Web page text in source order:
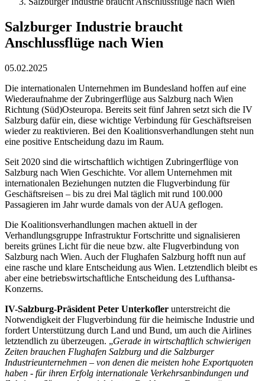
Salzburger Industrie braucht
Anschlussflüge nach Wien
05.02.2025
Die internationalen Unternehmen im Bundesland hoffen auf eine
Wiederaufnahme der Zubringerflüge aus Salzburg nach Wien
Richtung (Süd)Osteuropa. Bereits seit fünf Jahren setzt sich die IV
Salzburg dafür ein, diese wichtige Verbindung für Geschäftsreisen
wieder zu reaktivieren. Bei den Koalitionsverhandlungen steht nun
eine positive Entscheidung dazu im Raum.
Seit 2020 sind die wirtschaftlich wichtigen Zubringerflüge von
Salzburg nach Wien Geschichte. Vor allem Unternehmen mit
internationalen Beziehungen nutzten die Flugverbindung für
Geschäftsreisen – bis zu drei Mal täglich mit rund 100.000
Passagieren im Jahr wurde damals von der AUA geflogen.
Die Koalitionsverhandlungen machen aktuell in der
Verhandlungsgruppe Infrastruktur Fortschritte und signalisieren
bereits grünes Licht für die neue bzw. alte Flugverbindung von
Salzburg nach Wien. Auch der Flughafen Salzburg hofft nun auf
eine rasche und klare Entscheidung aus Wien. Letztendlich bleibt es
aber eine betriebswirtschaftliche Entscheidung des Lufthansa-
Konzerns.
IV-Salzburg-Präsident Peter Unterkofler unterstreicht die
Notwendigkeit der Flugverbindung für die heimische Industrie und
fordert Unterstützung durch Land und Bund, um auch die Airlines
letztendlich zu überzeugen. „Gerade in wirtschaftlich schwierigen
Zeiten brauchen Flughafen Salzburg und die Salzburger
Industrieunternehmen – von denen die meisten hohe Exportquoten
haben - für ihren Erfolg internationale Verkehrsanbindungen und